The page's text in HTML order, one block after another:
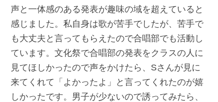
声と一体感のある発表が趣味の域を超えていると
感じました。私自身は歌が苦手でしたが、苦手で
も大丈夫と言ってもらえたので合唱部でも活動し
ています。文化祭で合唱部の発表をクラスの人に
見てほしかったので声をかけたら、Sさんが見に
来てくれて「よかったよ」と言ってくれたのが嬉
しかったです。男子が少ないので誘ってみたら、